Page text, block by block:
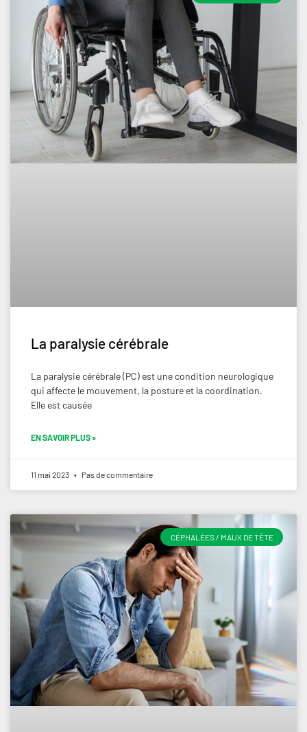
La paralysie cérébrale
La paralysie cérébrale (PC) est une condition neurologique
qui affecte le mouvement, la posture et la coordination.
Elle est causée
EN SAVOIR PLUS »
11 mai 2023 Pas de commentaire
CÉPHALÉES / MAUX DE TÊTE